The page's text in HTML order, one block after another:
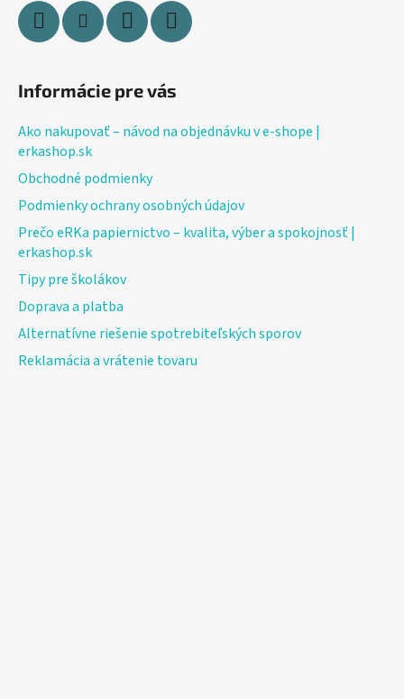
Informácie pre vás
Ako nakupovať – návod na objednávku v e-shope |
erkashop.sk
Obchodné podmienky
Podmienky ochrany osobných údajov
Prečo eRKa papiernictvo – kvalita, výber a spokojnosť |
erkashop.sk
Tipy pre školákov
Doprava a platba
Alternatívne riešenie spotrebiteľských sporov
Reklamácia a vrátenie tovaru